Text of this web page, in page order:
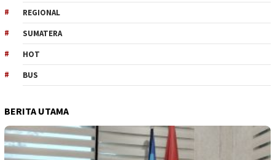
REGIONAL
SUMATERA
HOT
BUS
BERITA UTAMA